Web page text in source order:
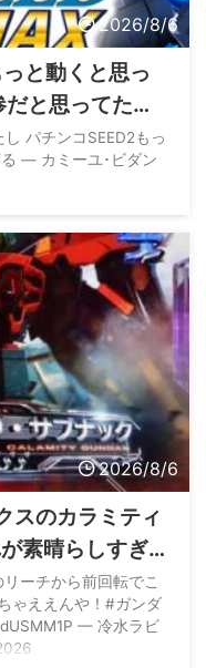
2026/8/6
と動くと思っ
と思ってた、
パチンコSEED2もっ
— カミーユ･ビダン
2026/8/6
スのカラミティ
素晴らしすぎ
ーチから前回転でこ
ゃええんや！#ガンダ
— 冷水ラビ